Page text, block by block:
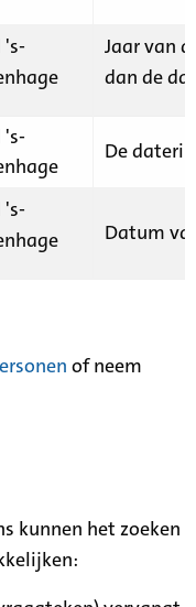
Jaar van
dan de
De
Datum
of neem
kunnen het zoeken